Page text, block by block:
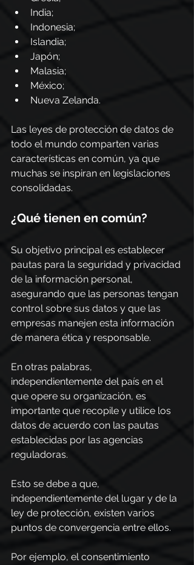
India;
Indonesia;
Islandia;
Japón;
Malasia;
México;
Nueva Zelanda.
Las leyes de protección de datos de
todo el mundo comparten varias
características en común, ya que
muchas se inspiran en legislaciones
consolidadas.
¿Qué tienen en común?
Su objetivo principal es establecer
pautas para la seguridad y privacidad
de la información personal,
asegurando que las personas tengan
control sobre sus datos y que las
empresas manejen esta información
de manera ética y responsable.
En otras palabras,
independientemente del país en el
que opere su organización, es
importante que recopile y utilice los
datos de acuerdo con las pautas
establecidas por las agencias
reguladoras.
Esto se debe a que,
independientemente del lugar y de la
ley de protección, existen varios
puntos de convergencia entre ellos.
Por ejemplo, el consentimiento